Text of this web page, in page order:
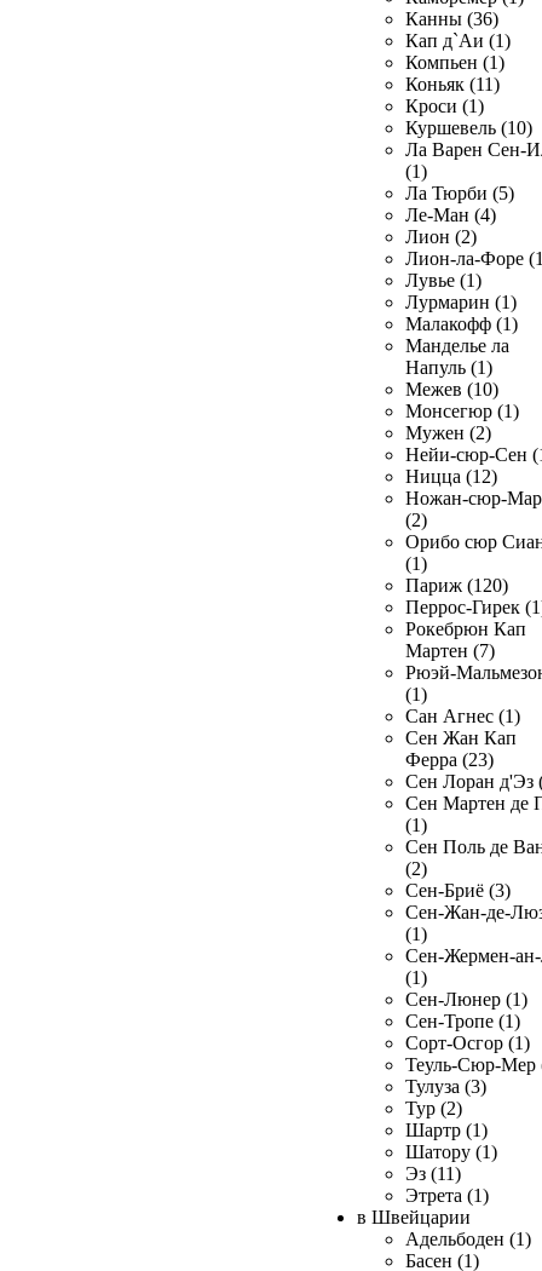
Канны (36)
Кап д`Аи (1)
Компьен (1)
Коньяк (11)
Кроси (1)
Куршевель (10)
Ла Варен Сен-
(1)
Ла Тюрби (5)
Ле-Ман (4)
Лион (2)
Лион-ла-Форе
Лувье (1)
Лурмарин (1)
Малакофф (1)
Манделье ла
Напуль (1)
Межев (10)
Монсегюр (1)
Мужен (2)
Нейи-сюр-Сен
Ницца (12)
Ножан-сюр-
(2)
Орибо сюр
(1)
Париж (120)
Перрос-Гирек
Рокебрюн Кап
Мартен (7)
Рюэй-
(1)
Сан Агнес (1)
Сен Жан Кап
Ферра (23)
Сен Лоран д'Эз
Сен Мартен де
(1)
Сен Поль де
(2)
Сен-Бриё (3)
Сен-Жан-де-
(1)
Сен-Жермен-
(1)
Сен-Люнер (1)
Сен-Тропе (1)
Сорт-Осгор (1)
Теуль-Сюр-Мер
Тулуза (3)
Тур (2)
Шартр (1)
Шатору (1)
Эз (11)
Этрета (1)
в Швейцарии
Адельбоден (1)
Басен (1)